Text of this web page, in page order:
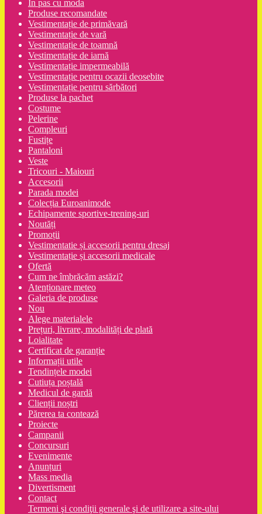
În pas cu moda
Produse recomandate
Vestimentație de primăvară
Vestimentație de vară
Vestimentație de toamnă
Vestimentație de iarnă
Vestimentație impermeabilă
Vestimentație pentru ocazii deosebite
Vestimentație pentru sărbători
Produse la pachet
Costume
Pelerine
Compleuri
Fustițe
Pantaloni
Veste
Tricouri - Maiouri
Accesorii
Parada modei
Colecția Euroanimode
Echipamente sportive-trening-uri
Noutăți
Promoții
Vestimentatie și accesorii pentru dresaj
Vestimentație și accesorii medicale
Ofertă
Cum ne îmbrăcăm astăzi?
Atenționare meteo
Galeria de produse
Nou
Alege materialele
Prețuri, livrare, modalități de plată
Loialitate
Certificat de garanție
Informații utile
Tendințele modei
Cutiuța poștală
Medicul de gardă
Clienții noștri
Părerea ta contează
Proiecte
Campanii
Concursuri
Evenimente
Anunțuri
Mass media
Divertisment
Contact
Termeni şi condiţii generale şi de utilizare a site-ului